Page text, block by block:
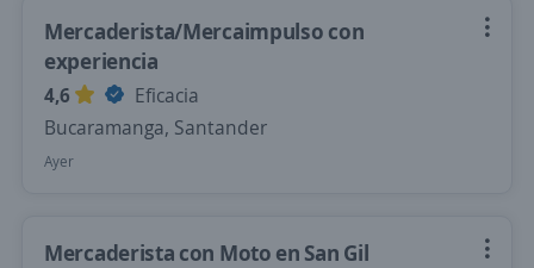
Mercaderista/Mercaimpulso con
experiencia
4,6
Eficacia
Bucaramanga, Santander
Ayer
Mercaderista con Moto en San Gil